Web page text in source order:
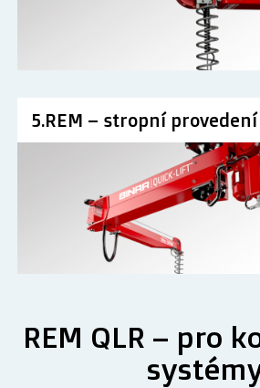
5.REM – stropní provedení
REM QLR – pro